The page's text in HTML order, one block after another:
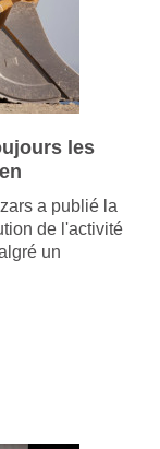
les
a publié la
de l'activité
un